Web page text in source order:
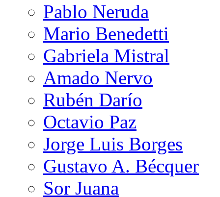
Pablo Neruda
Mario Benedetti
Gabriela Mistral
Amado Nervo
Rubén Darío
Octavio Paz
Jorge Luis Borges
Gustavo A. Bécquer
Sor Juana